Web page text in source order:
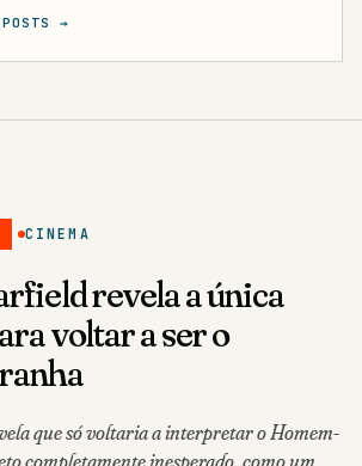
→
CINEMA
revela a única
voltar a ser o
que só voltaria a interpretar o Homem-
completamente inesperado, como um